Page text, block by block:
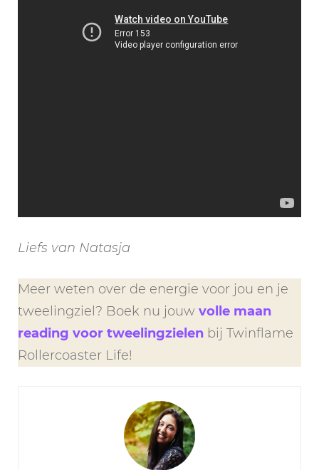
Liefs van Natasja
Meer weten over de energie voor jou en je
tweelingziel? Boek nu jouw volle maan
reading voor tweelingzielen bij Twinflame
Rollercoaster Life!